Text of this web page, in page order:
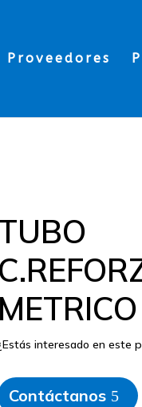
Proveedores
interesado en este
Contáctanos